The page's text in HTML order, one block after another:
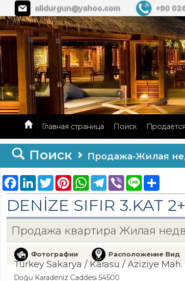
alidurgun@yahoo.com +90
Главная страница Поиск Продается
Поиск Продажа-Жилая
Facebook
LinkedInTwitterPinterestWhatsAppTelegram
Viber Line Share
DENİZE SIFIR 3.KAT
Продажа квартира Жилая
Фотографии Расположение Вид
Turkey Sakarya / Karasu / Aziziye Mah.
Doğu Karadeniz Caddesi 54500